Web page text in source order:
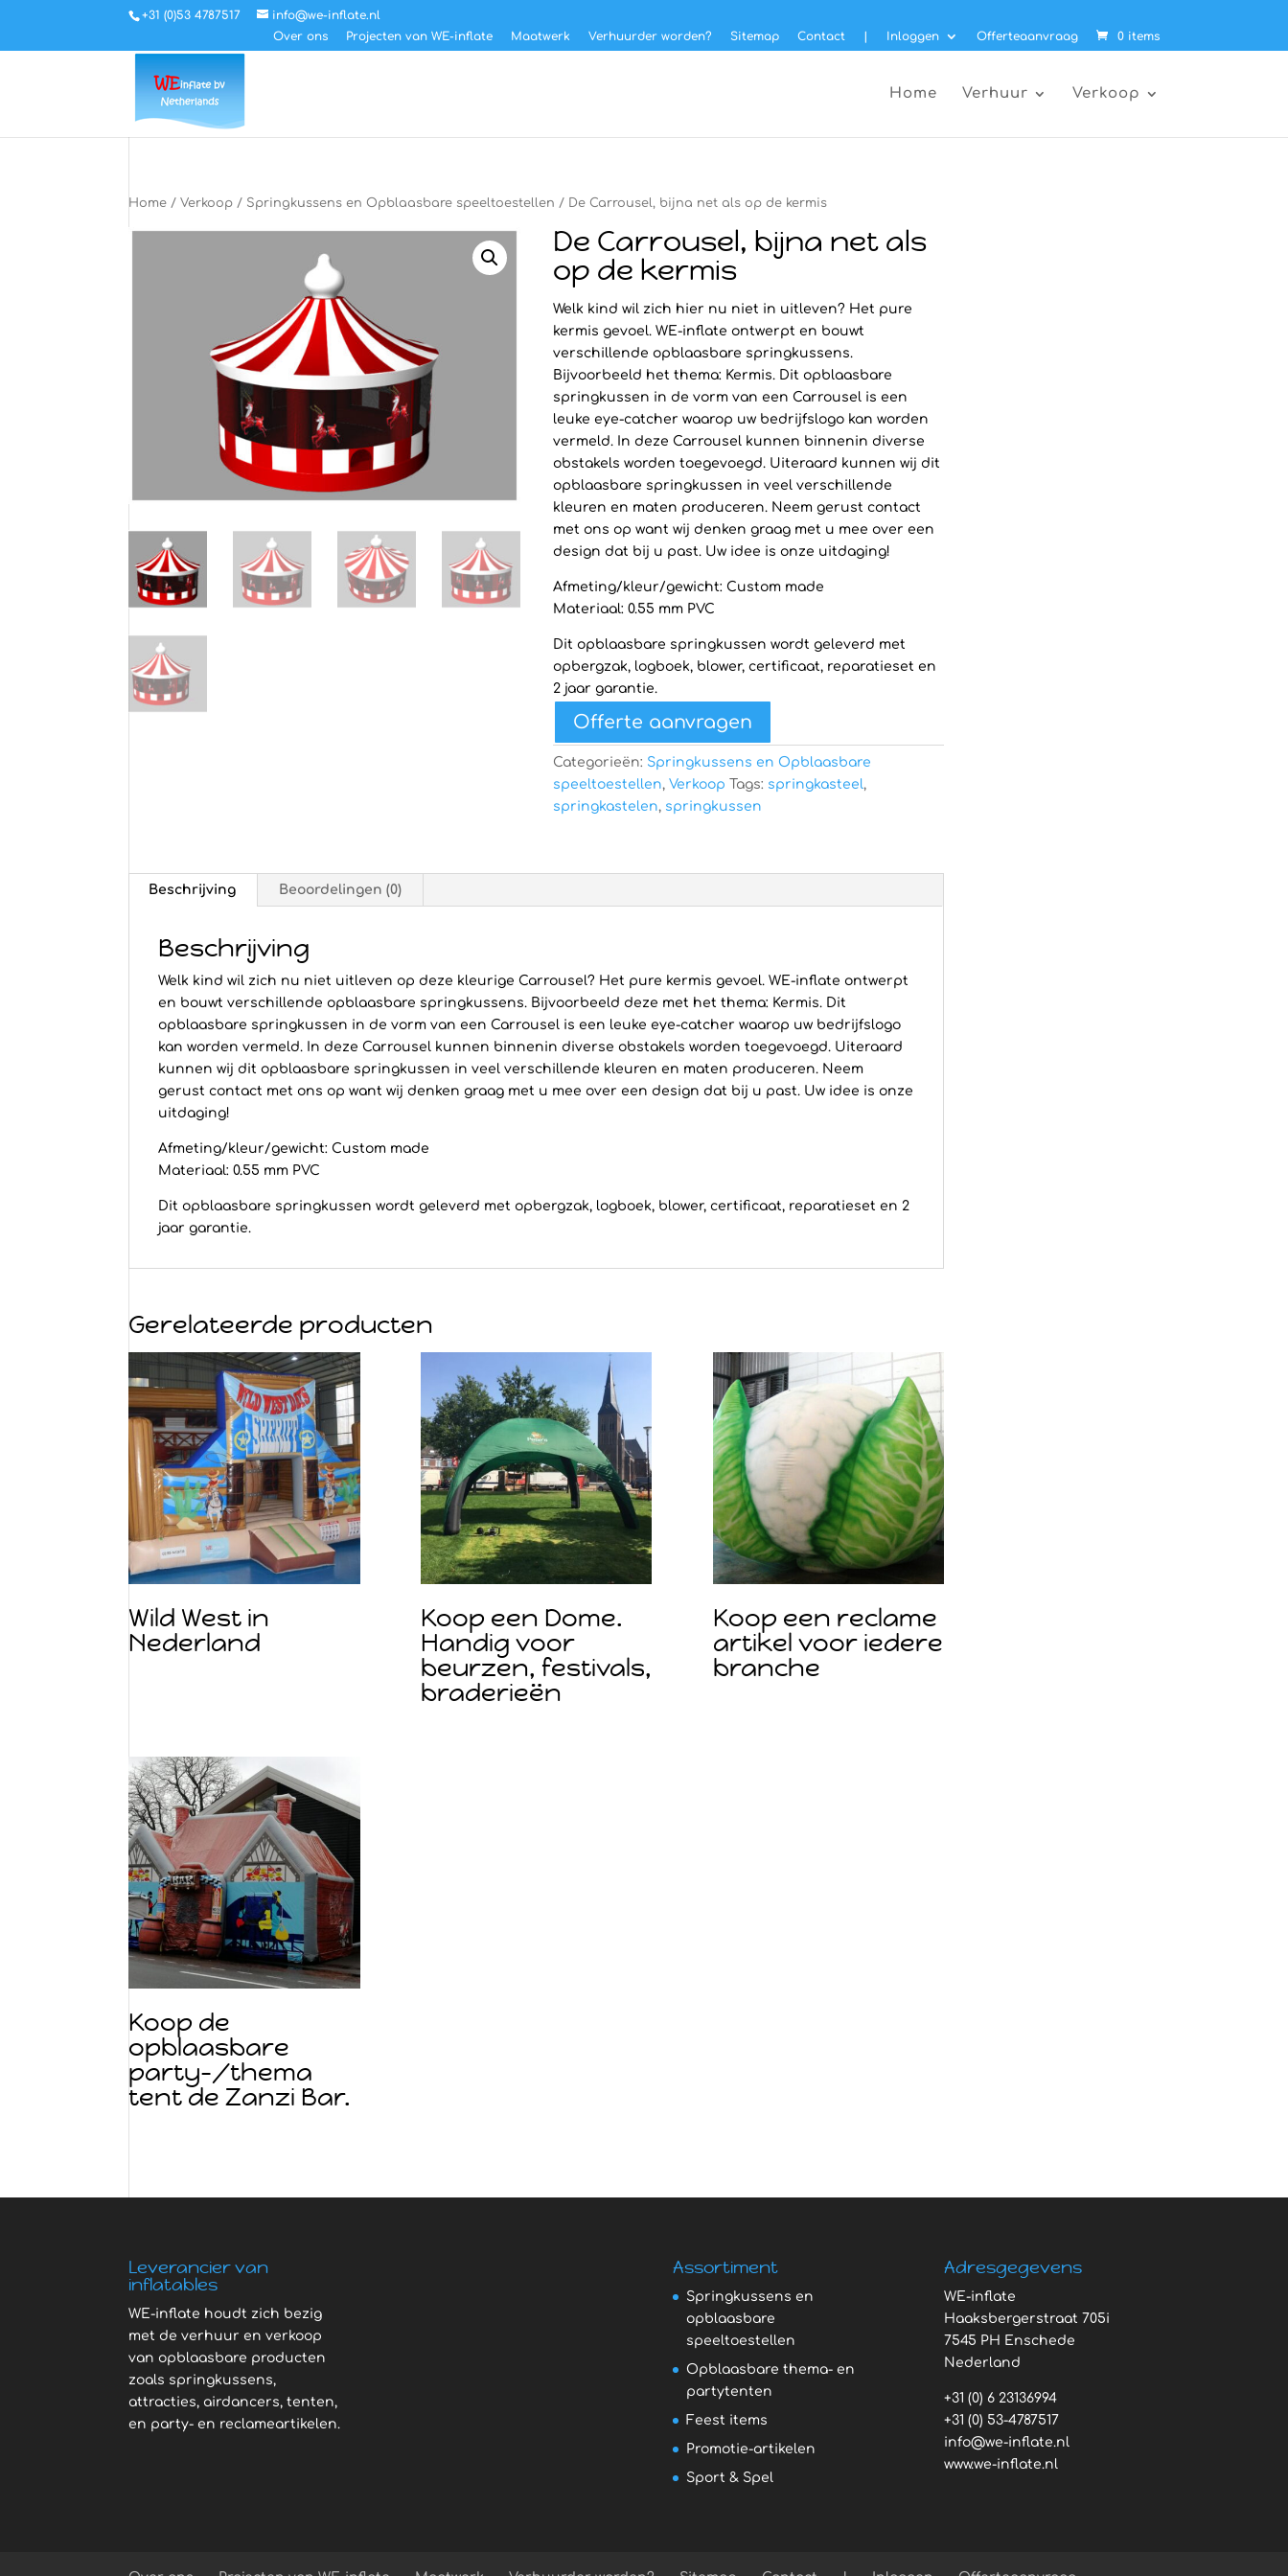
+31 (0)53 4787517
info@we-inflate.nl
Over ons
Projecten van WE-inflate Maatwerk Verhuurder worden? Sitemap Contact Inloggen Offerteaanvraag 0 items
Home Verhuur Verkoop
Home /Verkoop / Springkussens en Opblaasbare speeltoestellen / De Carrousel, bijna net als op de kermis
De Carrousel, bijna net als
op de kermis
Welk kind wil zich hier nu niet in uitleven? Het pure
kermis gevoel. WE-inflate ontwerpt en bouwt
verschillende opblaasbare springkussens.
Bijvoorbeeld het thema: Kermis. Dit opblaasbare
springkussen in de vorm van een Carrousel is een
leuke eye-catcher waarop uw bedrijfslogo kan worden
vermeld. In deze Carrousel kunnen binnenin diverse
obstakels worden toegevoegd. Uiteraard kunnen wij dit
opblaasbare springkussen in veel verschillende
kleuren en maten produceren. Neem gerust contact
met ons op want wij denken graag met u mee over een
design dat bij u past. Uw idee is onze uitdaging!
Afmeting/kleur/gewicht: Custom made
Materiaal: 0.55 mm PVC
Dit opblaasbare springkussen wordt geleverd met
opbergzak, logboek, blower, certificaat, reparatieset en
2 jaar garantie.
Offerte aanvragen
Categorieën: Springkussens en Opblaasbare
speeltoestellen, Verkoop Tags: springkasteel,
springkastelen, springkussen
Beschrijving Beoordelingen (0)
Beschrijving
Welk kind wil zich nu niet uitleven op deze kleurige Carrousel? Het pure kermis gevoel. WE-inflate ontwerpt
en bouwt verschillende opblaasbare springkussens. Bijvoorbeeld deze met het thema: Kermis. Dit
opblaasbare springkussen in de vorm van een Carrousel is een leuke eye-catcher waarop uw bedrijfslogo
kan worden vermeld. In deze Carrousel kunnen binnenin diverse obstakels worden toegevoegd. Uiteraard
kunnen wij dit opblaasbare springkussen in veel verschillende kleuren en maten produceren. Neem
gerust contact met ons op want wij denken graag met u mee over een design dat bij u past. Uw idee is onze
uitdaging!
Afmeting/kleur/gewicht: Custom made
Materiaal: 0.55 mm PVC
Dit opblaasbare springkussen wordt geleverd met opbergzak, logboek, blower, certificaat, reparatieset en 2
jaar garantie.
Gerelateerde producten
Wild West in
Nederland
Koop een Dome.
Handig voor
beurzen, festivals,
braderieën
Koop een reclame
artikel voor iedere
branche
Koop de
opblaasbare
party-/thema
tent de Zanzi Bar.
Leverancier van
inflatables
WE-inflate houdt zich bezig
met de verhuur en verkoop
van opblaasbare producten
zoals springkussens,
attracties, airdancers, tenten,
en party- en reclameartikelen.
Assortiment
Springkussens en
opblaasbare
speeltoestellen
Opblaasbare thema- en
partytenten
Feest items
Promotie-artikelen
Sport & Spel
Adresgegevens
WE-inflate
Haaksbergerstraat 705i
7545 PH Enschede
Nederland
+31 (0) 6 23136994
+31 (0) 53-4787517
info@we-inflate.nl
www.we-inflate.nl